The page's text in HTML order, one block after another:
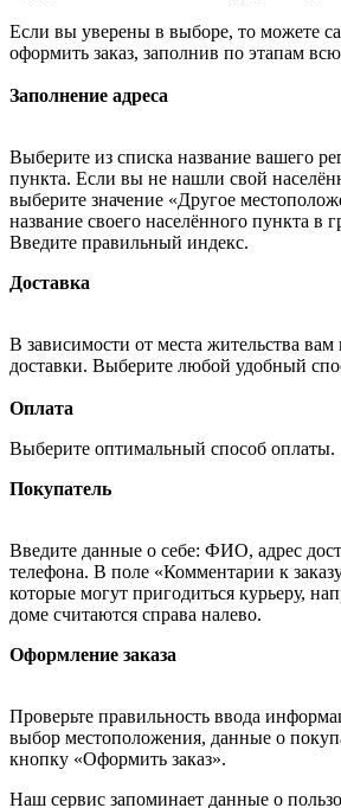
Если вы уверены в выборе, то можете
оформить заказ, заполнив по этапам
Заполнение адреса
Выберите из списка название вашего
пункта. Если вы не нашли свой
выберите значение «Другое
название своего населённого пункта в
Введите правильный индекс.
Доставка
В зависимости от места жительства
доставки. Выберите любой удобный
Оплата
Выберите оптимальный способ оплаты.
Покупатель
Введите данные о себе: ФИО, адрес
телефона. В поле «Комментарии к
которые могут пригодиться курьеру,
доме считаются справа налево.
Оформление заказа
Проверьте правильность ввода
выбор местоположения, данные о
кнопку «Оформить заказ».
Наш сервис запоминает данные о